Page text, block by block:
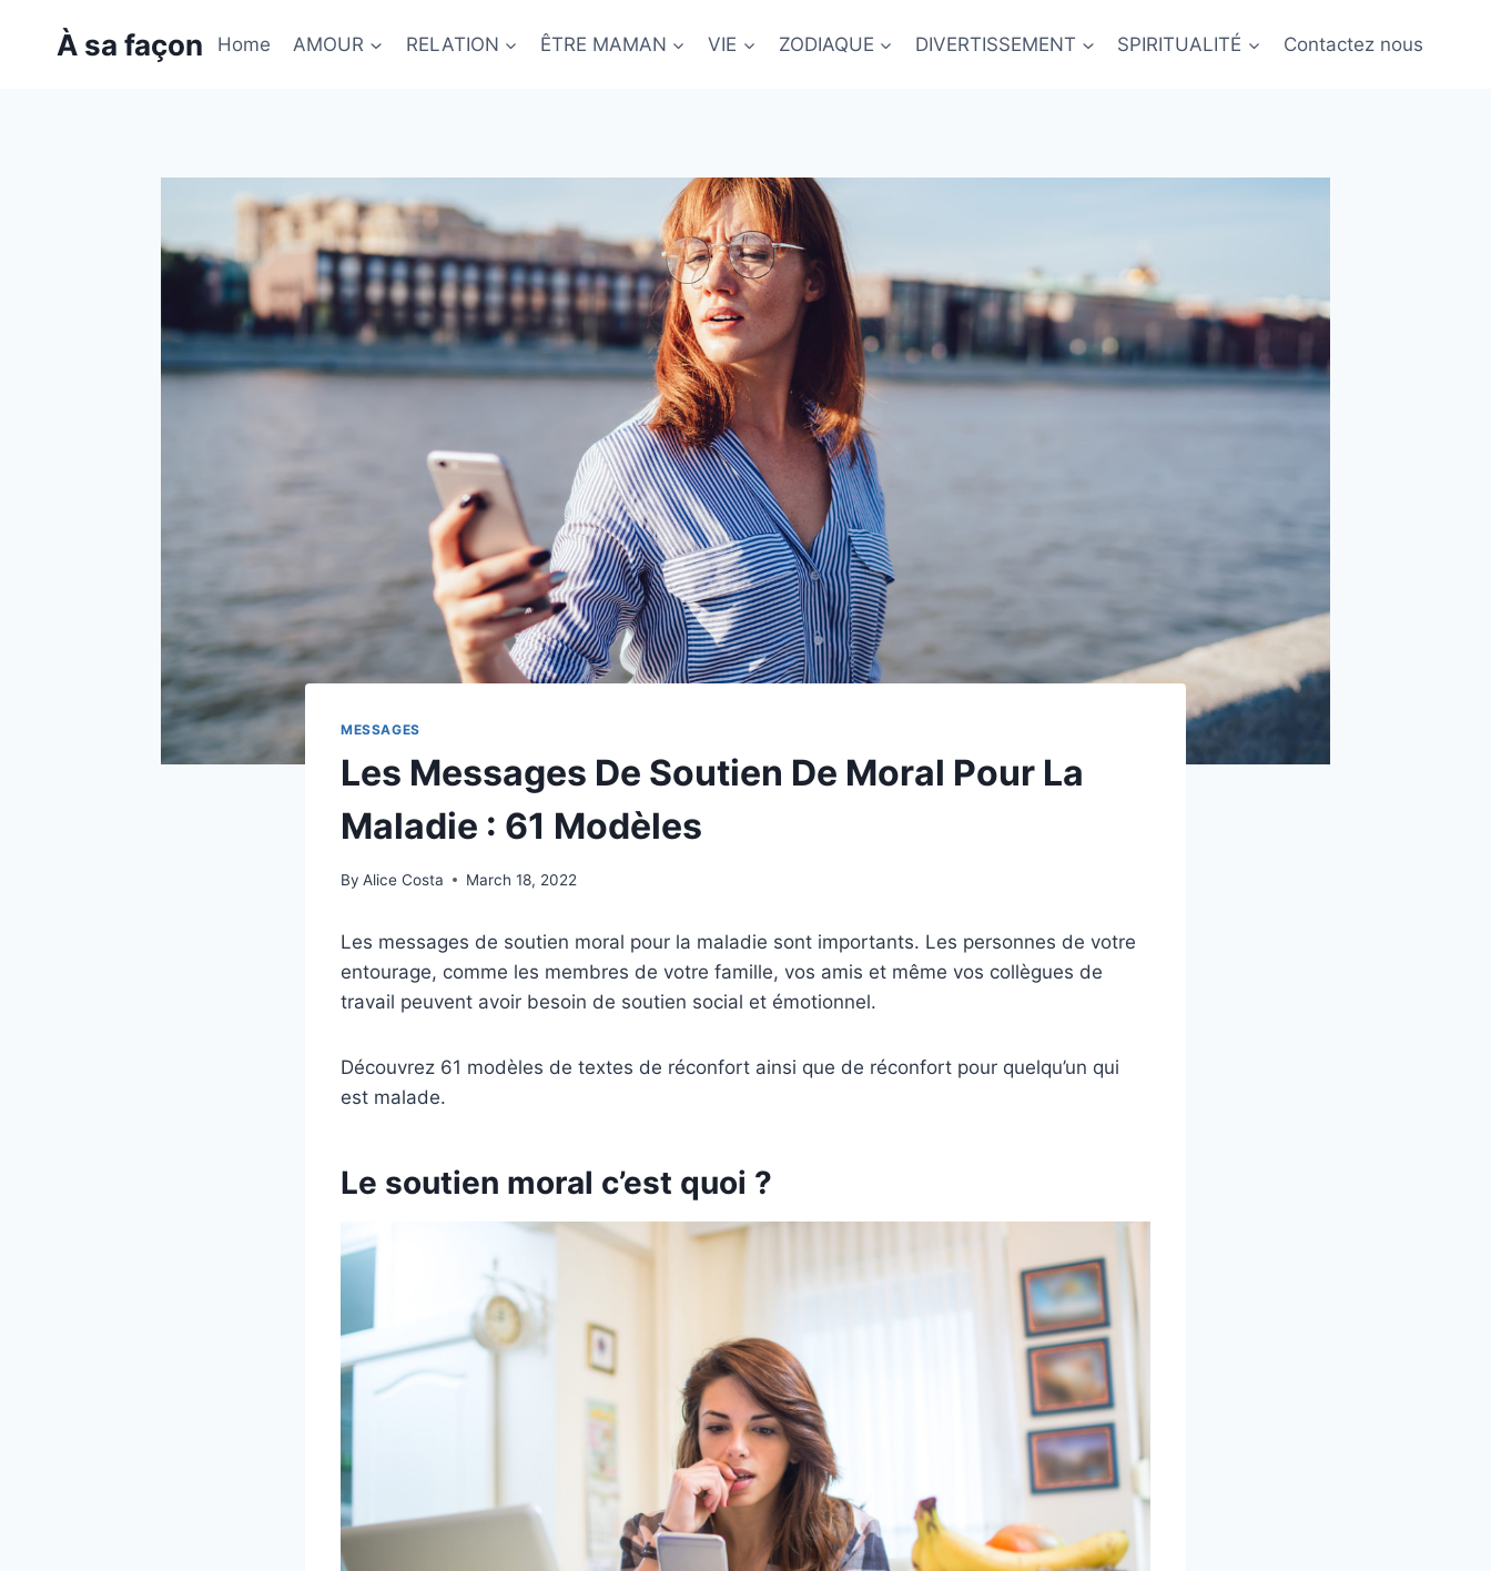
À sa façon Home AMOUR RELATION ÊTRE MAMAN VIE ZODIAQUE DIVERTISSEMENT SPIRITUALITÉ Contactez nous
MESSAGES
Les Messages De Soutien De Moral Pour La
Maladie : 61 Modèles
By Alice Costa March 18, 2022
Les messages de soutien moral pour la maladie sont importants. Les personnes de votre
entourage, comme les membres de votre famille, vos amis et même vos collègues de
travail peuvent avoir besoin de soutien social et émotionnel.
Découvrez 61 modèles de textes de réconfort ainsi que de réconfort pour quelqu’un qui
est malade.
Le soutien moral c’est quoi ?